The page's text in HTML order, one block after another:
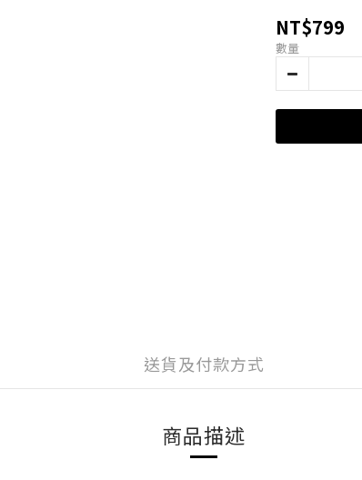
NT$799
數量
送貨及付款方式
商品描述